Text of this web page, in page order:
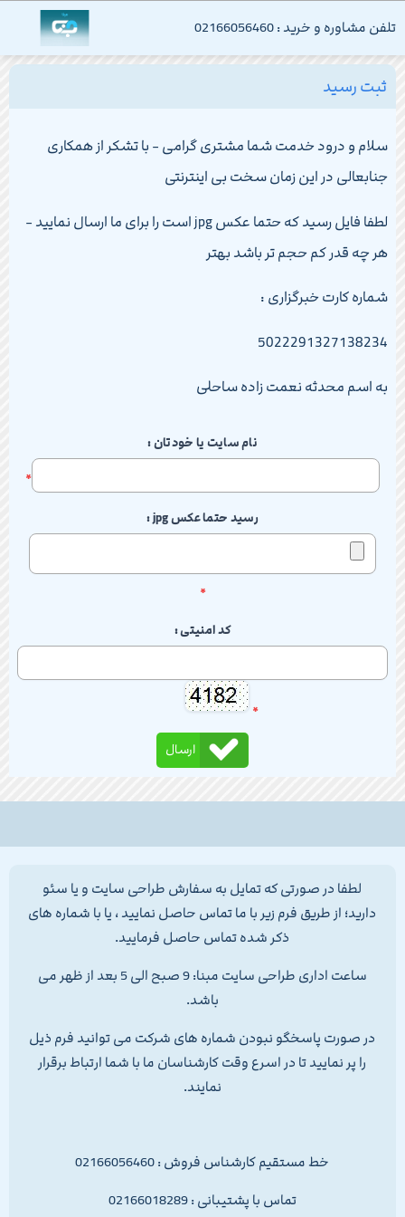
ثبت رسید
سلام و درود خدمت شما مشتری گرامی - با تشکر از همکاری
جنابعالی در این زمان سخت بی اینترنتی
لطفا فایل رسید که حتما عکس jpg است را برای ما ارسال نمایید -
هر چه قدر کم حجم تر باشد بهتر
شماره کارت خبرگزاری :
5022291327138234
به اسم محدثه نعمت زاده ساحلی
نام سایت یا خودتان :
*
رسید حتما عکس jpg :
*
کد امنیتی :
*
تلفن مشاوره و خرید : 02166056460
لطفا در صورتی که تمایل به سفارش طراحی سایت و یا سئو
دارید؛ از طریق فرم زیر با ما تماس حاصل نمایید ، یا با شماره های
ذکر شده تماس حاصل فرمایید.
ساعت اداری طراحی سایت مبنا: 9 صبح الی 5 بعد از ظهر می
باشد.
در صورت پاسخگو نبودن شماره های شرکت می توانید فرم ذیل
را پر نمایید تا در اسرع وقت کارشناسان ما با شما ارتباط برقرار
نمایند.
خط مستقیم کارشناس فروش : 02166056460
تماس با پشتیبانی : 02166018289